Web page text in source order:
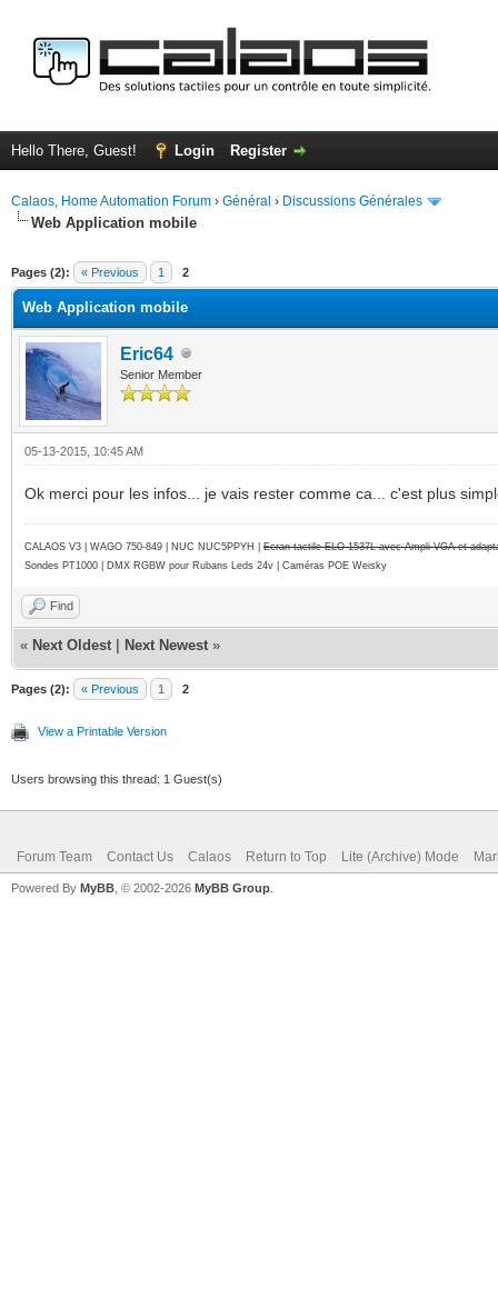
Hello There, Guest! Login Register
Calaos, Home Automation Forum › Général › Discussions Générales
Web Application mobile
Pages (2): « Previous 1 2
Web Application mobile
Eric64
Senior Member
05-13-2015, 10:45 AM
Ok merci pour les infos... je vais rester comme ca... c'est plus
CALAOS V3 | WAGO 750-849 | NUC NUC5PPYH
Ecran tactile ELO 1537L avec Ampli VGA et
Sondes PT1000 | DMX RGBW pour Rubans Leds 24v | Caméras POE Weisky
Find
« Next Oldest Next Newest »
Pages (2): « Previous 1 2
View a Printable Version
Users browsing this thread: 1 Guest(s)
Forum Team Contact Us Calaos Return to Top Lite (Archive) Mode
Powered By MyBB , © 2002-2026 MyBB Group